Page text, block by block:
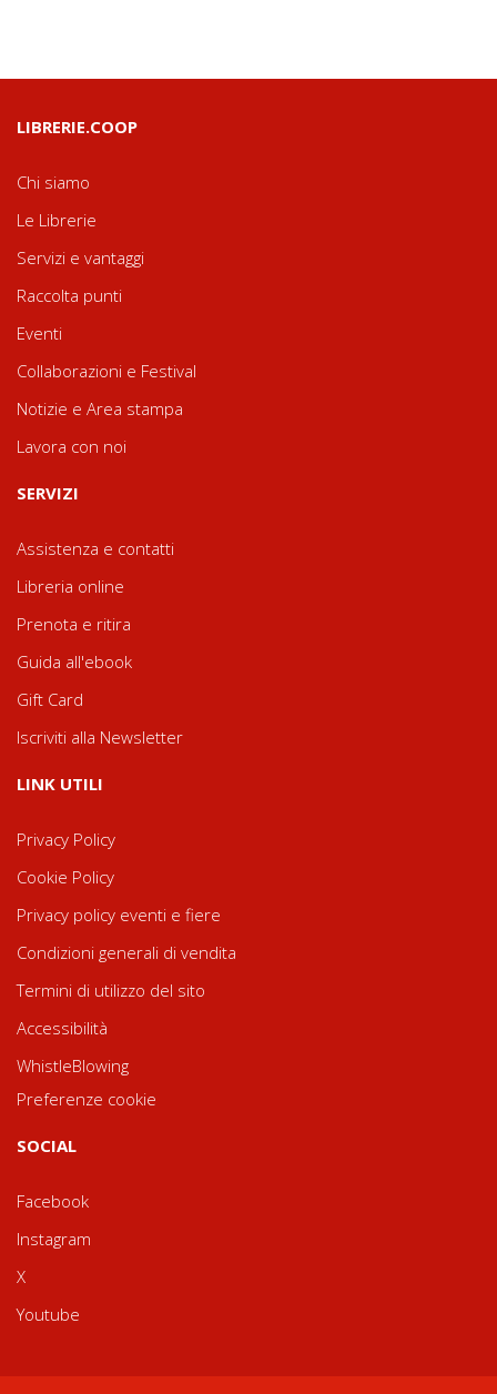
LIBRERIE.COOP
Chi siamo
Le Librerie
Servizi e vantaggi
Raccolta punti
Eventi
Collaborazioni e Festival
Notizie e Area stampa
Lavora con noi
SERVIZI
Assistenza e contatti
Libreria online
Prenota e ritira
Guida all'ebook
Gift Card
Iscriviti alla Newsletter
LINK UTILI
Privacy Policy
Cookie Policy
Privacy policy eventi e fiere
Condizioni generali di vendita
Termini di utilizzo del sito
Accessibilità
WhistleBlowing
Preferenze cookie
SOCIAL
Facebook
Instagram
X
Youtube